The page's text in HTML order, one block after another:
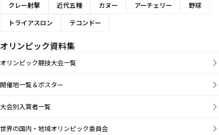
クレー射撃
近代五種 カヌー アーチェリー
野球
トライアスロン
テコンドー
オリンピック資料集
オリンピック競技大会一覧
開催地一覧＆ポスター
大会別入賞者一覧
世界の国内・地域オリンピック委員会